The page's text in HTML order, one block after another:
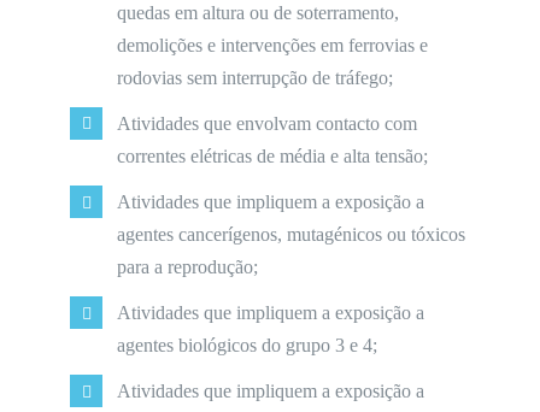
quedas em altura ou de soterramento,
demolições e intervenções em ferrovias e
rodovias sem interrupção de tráfego;
Atividades que envolvam contacto com
correntes elétricas de média e alta tensão;
Atividades que impliquem a exposição a
agentes cancerígenos, mutagénicos ou tóxicos
para a reprodução;
Atividades que impliquem a exposição a
agentes biológicos do grupo 3 e 4;
Atividades que impliquem a exposição a